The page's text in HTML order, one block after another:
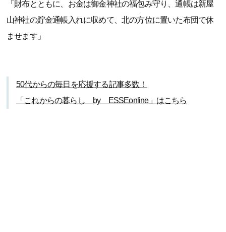
「財布とともに、お金は御金神社の福包み守り、通帳は新屋
山神社の貯金通帳入れに収めて、北の方位に置いた布団で休
ませます」
50代からの毎日を応援する記事多数！
「これからの暮らし by ESSEonline」はこちら